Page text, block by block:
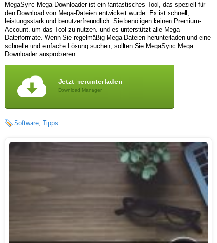
MegaSync Mega Downloader ist ein fantastisches Tool, das speziell für
den Download von Mega-Dateien entwickelt wurde. Es ist schnell,
leistungsstark und benutzerfreundlich. Sie benötigen keinen Premium-
Account, um das Tool zu nutzen, und es unterstützt alle Mega-
Dateiformate. Wenn Sie regelmäßig Mega-Dateien herunterladen und eine
schnelle und einfache Lösung suchen, sollten Sie MegaSync Mega
Downloader ausprobieren.
Jetzt herunterladen
Download Manager
Software Tipps